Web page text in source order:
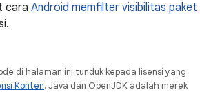
cara Android memfilter visibilitas paket
di halaman ini tunduk kepada lisensi yang
Konten. Java dan OpenJDK adalah merek